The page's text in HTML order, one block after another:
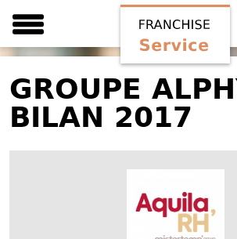
GROUPE
BILAN 2017